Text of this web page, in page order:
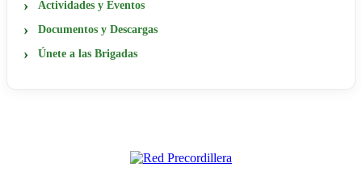
Actividades y Eventos
Documentos y Descargas
Únete a las Brigadas